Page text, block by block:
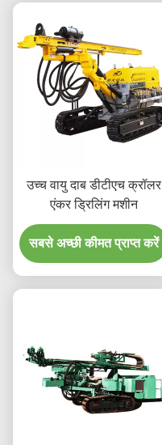
उच्च वायु दाब डीटीएच क्रॉलर
एंकर ड्रिलिंग मशीन
सबसे अच्छी कीमत प्राप्त करें